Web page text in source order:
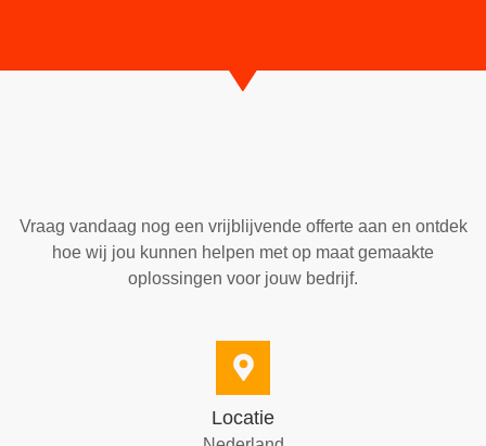
Vraag vandaag nog een vrijblijvende offerte aan en ontdek
hoe wij jou kunnen helpen met op maat gemaakte
oplossingen voor jouw bedrijf.
Locatie